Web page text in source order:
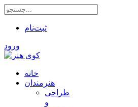
ثبت‌نام
ورود
خانه
هنرمندان
طراحی
و